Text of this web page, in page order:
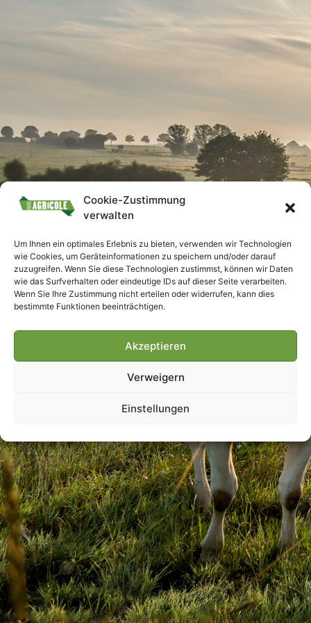
Cookie-Zustimmung
verwalten
Um Ihnen ein optimales Erlebnis zu bieten, verwenden wir Technologien
wie Cookies, um Geräteinformationen zu speichern und/oder darauf
zuzugreifen. Wenn Sie diese Technologien zustimmst, können wir Daten
wie das Surfverhalten oder eindeutige IDs auf dieser Seite verarbeiten.
Wenn Sie Ihre Zustimmung nicht erteilen oder widerrufen, kann dies
bestimmte Funktionen beeinträchtigen.
Akzeptieren
Verweigern
Einstellungen
Villmools Merci! Bis nächst
Joer!